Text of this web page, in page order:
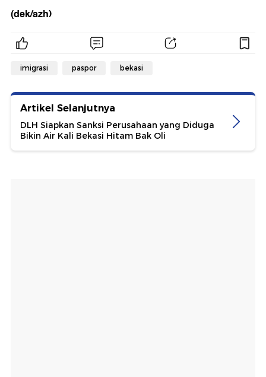
(dek/azh)
imigrasi paspor bekasi
Artikel Selanjutnya
DLH Siapkan Sanksi Perusahaan yang Diduga
Bikin Air Kali Bekasi Hitam Bak Oli